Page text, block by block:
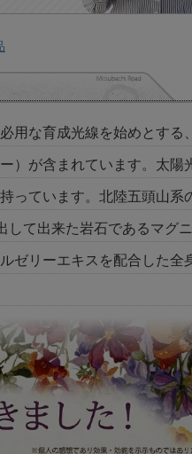
用な育成光線を始めとする
）が含まれています。太陽
っています。北陸五頭山系
して出来た岩石であるマグ
ゼリーエキスを配合した全